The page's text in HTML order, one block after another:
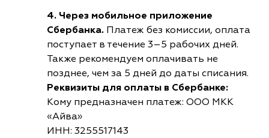
4. Через мобильное приложение
Сбербанка. Платеж без комиссии, оплата
поступает в течение 3–5 рабочих дней.
Также рекомендуем оплачивать не
позднее, чем за 5 дней до даты списания.
Реквизиты для оплаты в Сбербанке:
Кому предназначен платеж: ООО МКК
«Айва»
ИНН: 3255517143